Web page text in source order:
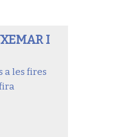
I
a les fires